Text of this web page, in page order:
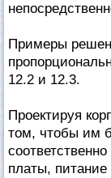
Примеры
12.2 и 12.3.
Проектируя
том, чтобы им
платы, питание